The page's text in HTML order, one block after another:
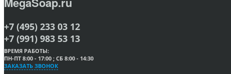
+7 (495) 233 03 12
+7 (991) 983 53 13
ВРЕМЯ РАБОТЫ:
ПН-ПТ 8:00 - 17:00 ; СБ 8:00 - 14:30
ЗАКАЗАТЬ ЗВОНОК